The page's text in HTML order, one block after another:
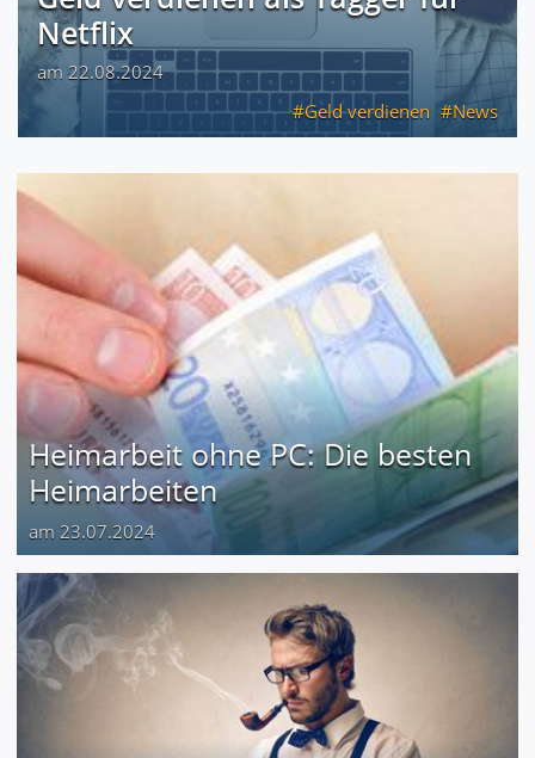
Netflix
am 22.08.2024
Geld verdienen
News
Heimarbeit ohne PC: Die besten
Heimarbeiten
am 23.07.2024